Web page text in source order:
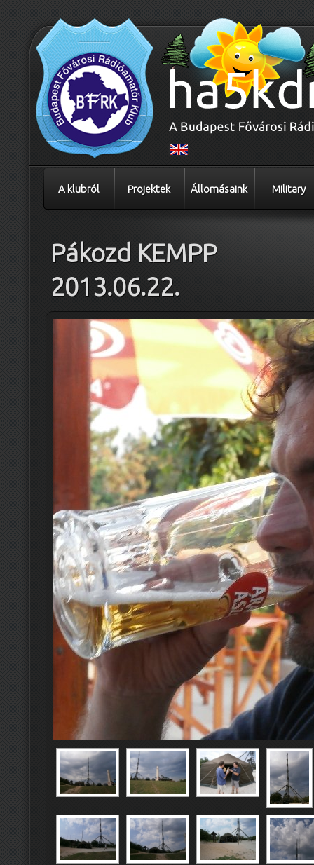
A klubról Projektek Állomásaink Military
Pákozd KEMPP
2013.06.22.